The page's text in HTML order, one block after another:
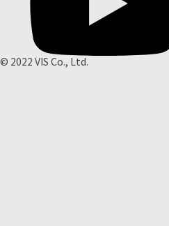
© 2022 VIS Co., Ltd.